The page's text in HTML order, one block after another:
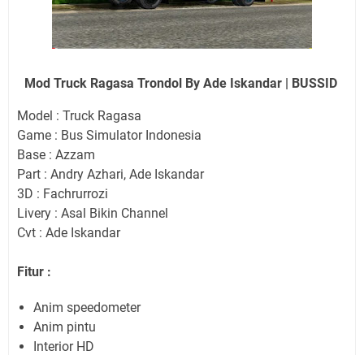
Mod Truck Ragasa Trondol By Ade Iskandar | BUSSID
Model : Truck Ragasa
Game : Bus Simulator Indonesia
Base : Azzam
Part : Andry Azhari, Ade Iskandar
3D : Fachrurrozi
Livery : Asal Bikin Channel
Cvt : Ade Iskandar
Fitur :
Anim speedometer
Anim pintu
Interior HD